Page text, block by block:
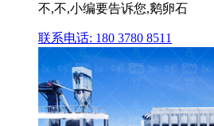
不,不,小编要告诉您,鹅卵石
联系电话: 180 3780 8511